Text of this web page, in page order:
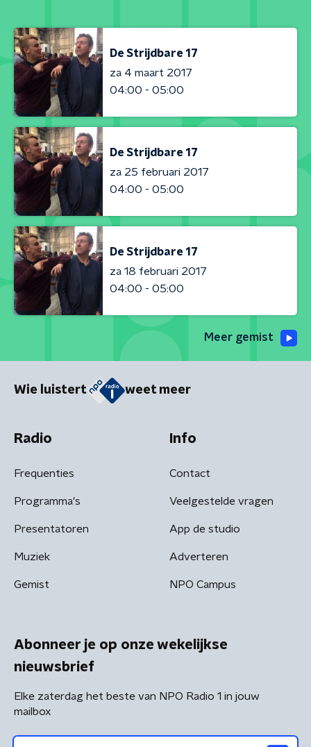
De Strijdbare 17
za 4 maart 2017
04:00 - 05:00
De Strijdbare 17
za 25 februari 2017
04:00 - 05:00
De Strijdbare 17
za 18 februari 2017
04:00 - 05:00
Meer gemist
Wie luistert weet meer
Radio
Frequenties
Programma's
Presentatoren
Muziek
Gemist
Info
Contact
Veelgestelde vragen
App de studio
Adverteren
NPO Campus
Abonneer je op onze wekelijkse
nieuwsbrief
Elke zaterdag het beste van NPO Radio 1 in jouw
mailbox